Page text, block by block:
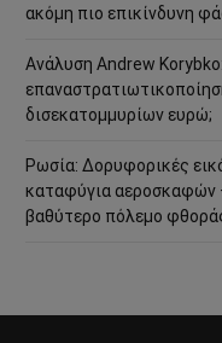
ακόμη πιο επικίνδυνη
Ανάλυση Andrew
δισεκατομμυρίων ευρώ;
Ρωσία: Δορυφορικές
καταφύγια αεροσκαφών
βαθύτερο πόλεμο